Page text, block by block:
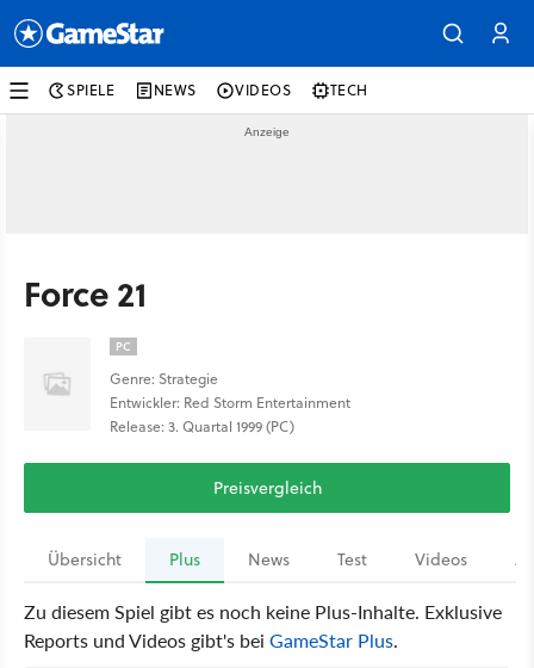
SPIELE NEWS VIDEOS TECH
Force 21
PC
Genre: Strategie
Entwickler: Red Storm Entertainment
Release: 3. Quartal 1999 (PC)
Preisvergleich
Übersicht Plus News Test Videos
Zu diesem Spiel gibt es noch keine Plus-Inhalte. Exklusive
Reports und Videos gibt's bei GameStar Plus.